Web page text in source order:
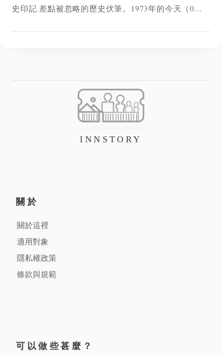
史印記 差點被忽略的歷史伏筆。1973年的今天（0...
INNSTORY
關於
關於這裡
適用對象
隱私權政策
條款與規範
可以做些甚麼？